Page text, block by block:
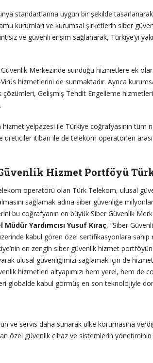
standartlarına uygun bir şekilde
kurumları ve kurumsal şirketlerin siber
ve güvenli erişim sağlanarak, Türkiye’yi
Merkezinde sunduğu hizmetlere ek
hizmetlerini de sunmaktadır. Ayrıca
çözümleri, Gelişmiş Tehdit Engelleme
yelpazesi ile Türkiye coğrafyasının tüm
üreticiler itibari ile de telekom operatörleri
Hizmet Portföyü Türk
operatörü olan Türk Telekom, ulusal
sağlamak adına siber güvenliğe
bu coğrafyanın en büyük Siber Güvenlik
Yardımcısı Yusuf Kıraç, “Siber
kabul gören özel sertifikasyonlara
en zengin siber güvenlik hizmet
ulusal güvenliğimizi sağlamak için de
hizmetleri altyapımızı hem yerel, hem de
globalde kabul görmüş en son teknolojiyle
ve servis daha sunarak ülke korumasına
özel güvenlik cihaz ve sistemlerin